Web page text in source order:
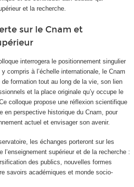
et la recherche.
sur le Cnam et
interrogera le positionnement singulier
compris à l’échelle internationale, le Cnam
formation tout au long de la vie, son lien
et la place originale qu’y occupe le
colloque propose une réflexion scientifique
en perspective historique du Cnam, pour
actuel et envisager son avenir.
les échanges porteront sur les
l’enseignement supérieur et de la recherche :
des publics, nouvelles formes
savoirs académiques et monde socio-